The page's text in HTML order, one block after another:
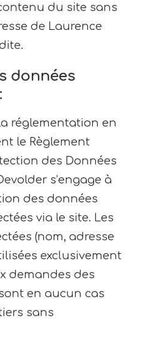
du site sans
de Laurence
données
réglementation en
le Règlement
des Données
s’engage à
des données
via le site. Les
(nom, adresse
exclusivement
demandes des
en aucun cas
sans